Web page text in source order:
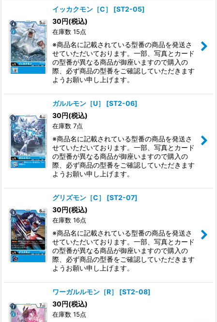
イッカクモン［C］ [ST2-05]
30円(税込)
在庫数 15点
※商品名に記載されている型番の商品を発送さ
せていただいております。一部、写真とカード
の型番が異なる商品が御座いますので購入の
際、必ず商品の型番をご確認していただきます
ようお願い申し上げます。
ガルルモン［U］ [ST2-06]
30円(税込)
在庫数 7点
※商品名に記載されている型番の商品を発送さ
せていただいております。一部、写真とカード
の型番が異なる商品が御座いますので購入の
際、必ず商品の型番をご確認していただきます
ようお願い申し上げます。
グリズモン［C］ [ST2-07]
30円(税込)
在庫数 16点
※商品名に記載されている型番の商品を発送さ
せていただいております。一部、写真とカード
の型番が異なる商品が御座いますので購入の
際、必ず商品の型番をご確認していただきます
ようお願い申し上げます。
ワーガルルモン［R］ [ST2-08]
30円(税込)
在庫数 15点